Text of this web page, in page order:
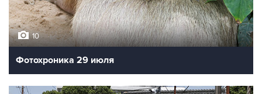
10
Фотохроника 29 июля